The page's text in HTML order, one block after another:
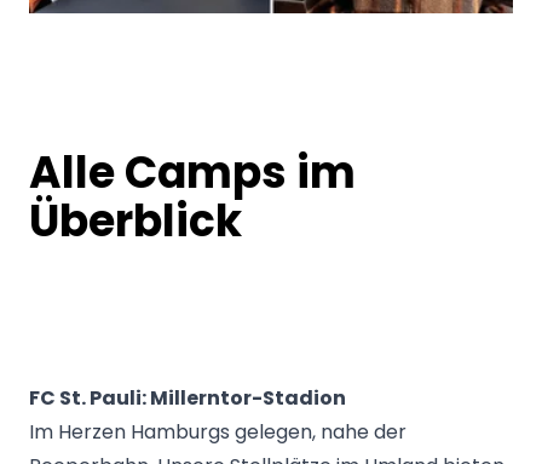
Alle Camps im
Überblick
FC St. Pauli: Millerntor-Stadion
Im Herzen Hamburgs gelegen, nahe der